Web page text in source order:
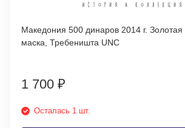
Македония 500 динаров 2014 г.
маска, Требеништа UNC
1 700 ₽
Осталась 1 шт.